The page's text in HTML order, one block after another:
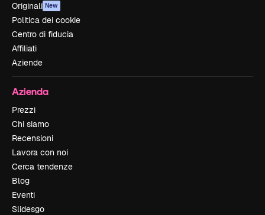
Originali New
Politica dei cookie
Centro di fiducia
Affiliati
Aziende
Azienda
Prezzi
Chi siamo
Recensioni
Lavora con noi
Cerca tendenze
Blog
Eventi
Slidesgo